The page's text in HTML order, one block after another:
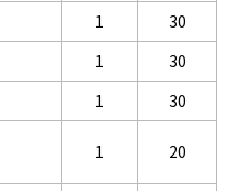
1 30
1
30
1
30
1 20